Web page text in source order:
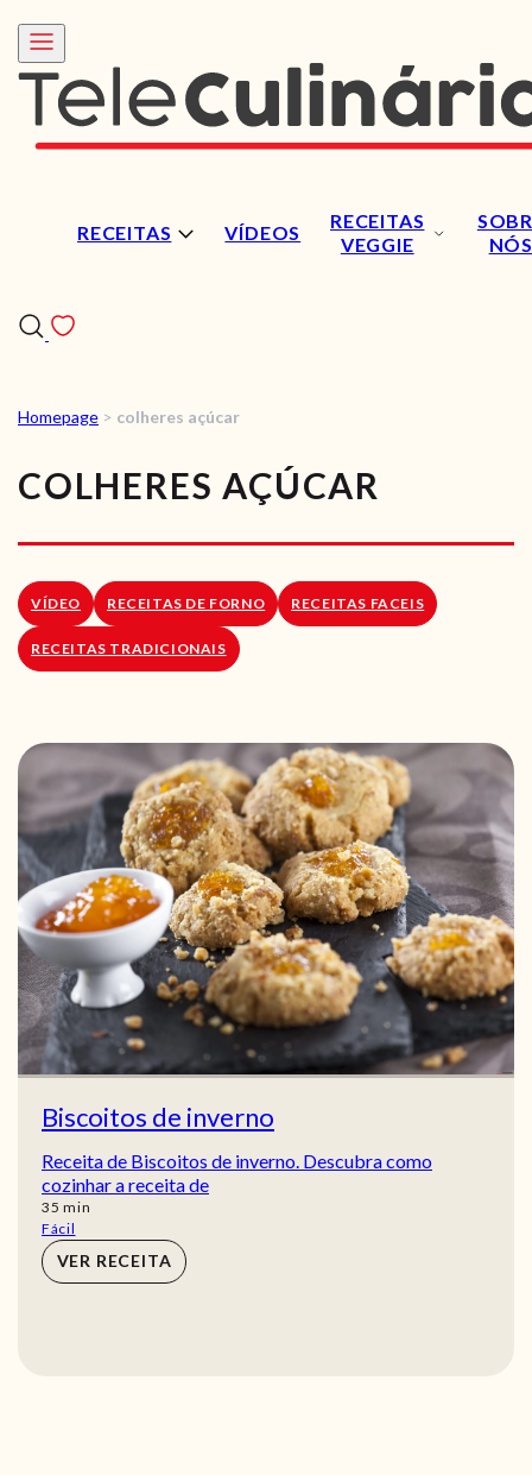
RECEITAS VÍDEOS
RECEITAS
VEGGIE
NÓS
VÍDEOS
RECEITAS VEGGIE
SOBRE NÓS
LOJA ONLINE
Homepage > colheres açúcar
COLHERES AÇÚCAR
VÍDEO RECEITAS DE FORNO RECEITAS FACEIS
RECEITAS TRADICIONAIS
Biscoitos de inverno
Receita de Biscoitos de inverno. Descubra como
cozinhar a receita de
35 min
min
Fácil
VER RECEITA